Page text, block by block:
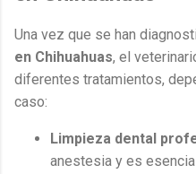
Una vez que se han
en Chihuahuas, el
diferentes tratamientos,
caso:
Limpieza dental
anestesia y es